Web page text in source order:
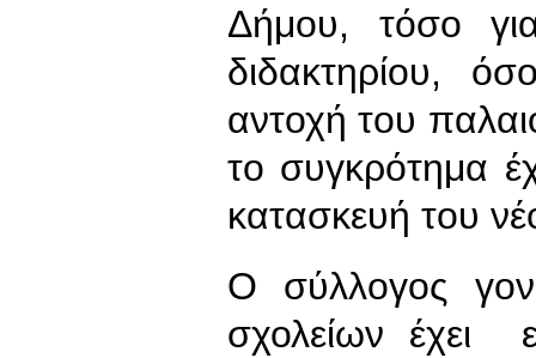
Δήμου, τόσο
διδακτηρίου,
αντοχή του
το συγκρότημα
κατασκευή του
Ο σύλλογος
σχολείων έχει